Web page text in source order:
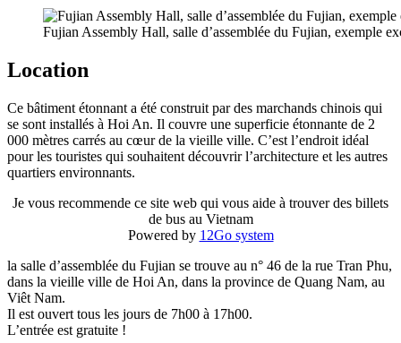
Fujian Assembly Hall, salle d’assemblée du Fujian, exemple
Location
Ce bâtiment étonnant a été construit par des marchands chinois qui
se sont installés à Hoi An. Il couvre une superficie étonnante de 2
000 mètres carrés au cœur de la vieille ville. C’est l’endroit idéal
pour les touristes qui souhaitent découvrir l’architecture et les autres
quartiers environnants.
Je vous recommende ce site web qui vous aide à trouver des billets
de bus au Vietnam
Powered by 12Go system
la salle d’assemblée du Fujian se trouve au n° 46 de la rue Tran Phu,
dans la vieille ville de Hoi An, dans la province de Quang Nam, au
Viêt Nam.
Il est ouvert tous les jours de 7h00 à 17h00.
L’entrée est gratuite !